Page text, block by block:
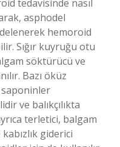
tedavisinde nasıl
asphodel
hemoroid
Sığır kuyruğu otu
söktürücü ve
Bazı öküz
ve balıkçılıkta
terletici, balgam
giderici